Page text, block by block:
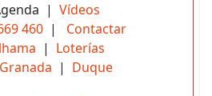
| Vídeos
460 | Contactar
| Loterías
| Duque